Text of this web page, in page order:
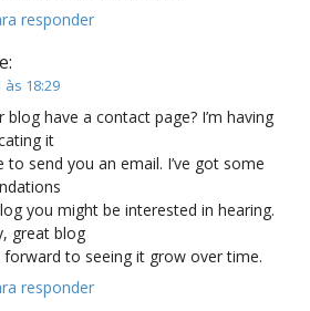
responder
às 18:29
blog have a contact page? I’m having
it
to send you an email. I’ve got some
you might be interested in hearing.
great blog
forward to seeing it grow over time.
responder